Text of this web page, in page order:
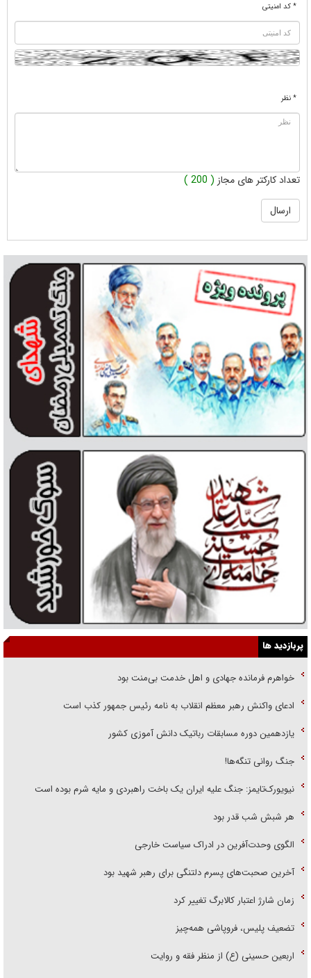
* کد امنیتی
* نظر
تعداد کارکتر های مجاز ( 200 )
پربازدید ها
خواهرم فرمانده جهادی و اهل خدمت بی‌منت بود
ادعای واکنش رهبر معظم انقلاب به نامه رئیس جمهور کذب است
یازدهمین دوره مسابقات رباتیک دانش آموزی کشور
جنگ روانی تنگه‌ها!
نیویورک‌تایمز: جنگ علیه ایران یک باخت راهبردی و مایه شرم بوده است
هر شبش شب قدر بود
الگوی وحدت‌آفرین در ادراک سیاست خارجی
آخرین صحبت‌های پسرم دلتنگی برای رهبر شهید بود
زمان شارژ اعتبار کالابرگ تغییر کرد
تضعیف پلیس، فروپاشی همه‌چیز
اربعین حسینی (ع) از منظر فقه و روایت